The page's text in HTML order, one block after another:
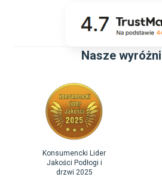
Nasze
Konsumencki Lider
Jakości Podłogi i
drzwi 2025